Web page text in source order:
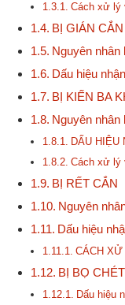
Cách xử lý
BỊ GIÁN CẮN
Nguyên nhân
Dấu hiệu
BỊ KIẾN BA
Nguyên nhân
DẤU HIỆU
Cách xử lý
BỊ RẾT CẮN
Nguyên
Dấu hiệu
CÁCH
BỊ BỌ
Dấu hiệu